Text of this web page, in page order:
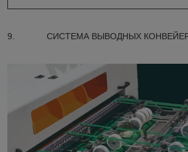
9. СИСТЕМА ВЫВОДНЫХ